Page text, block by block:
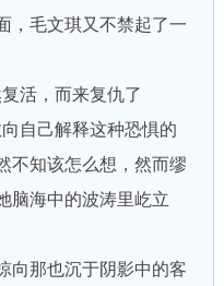
，毛文琪又不禁起了一
活，而来复仇了
自己解释这种恐惧的
不知该怎么想，然而缪
脑海中的波涛里屹立
那也沉于阴影中的客